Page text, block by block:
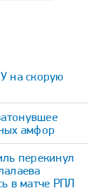
на скорую
амфор
перекинул
в матче РПЛ